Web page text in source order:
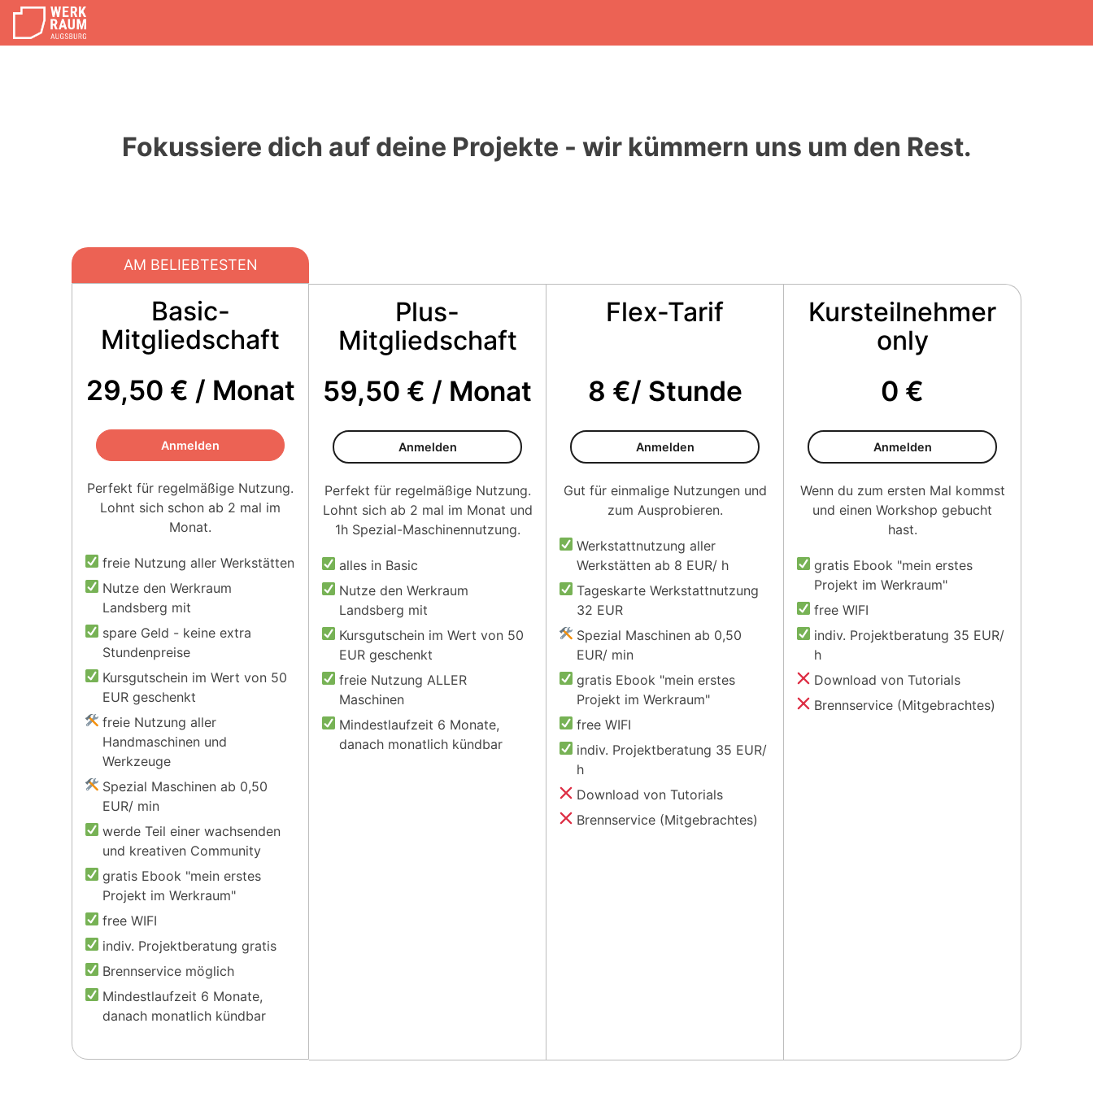
Fokussiere dich auf deine Projekte - wir kümmern uns um den Rest.
AM BELIEBTESTEN
Basic-
Mitgliedschaft
29,50 € / Monat
Anmelden
Perfekt für regelmäßige Nutzung.
Lohnt sich schon ab 2 mal im
Monat.
freie Nutzung aller Werkstätten
Nutze den Werkraum
Landsberg mit
spare Geld - keine extra
Stundenpreise
Kursgutschein im Wert von 50
EUR geschenkt
freie Nutzung aller
Handmaschinen und
Werkzeuge
Spezial Maschinen ab 0,50
EUR/ min
werde Teil einer wachsenden
und kreativen Community
gratis Ebook "mein erstes
Projekt im Werkraum"
free WIFI
indiv. Projektberatung gratis
Brennservice möglich
Mindestlaufzeit 6 Monate,
danach monatlich kündbar
Plus-
Mitgliedschaft
59,50 € / Monat
AnmeldenPlus
Perfekt für regelmäßige Nutzung.
Lohnt sich ab 2 mal im Monat und
1h Spezial-Maschinennutzung.
alles in Basic
Nutze den Werkraum
Landsberg mit
Kursgutschein im Wert von 50
EUR geschenkt
freie Nutzung ALLER
Maschinen
Mindestlaufzeit 6 Monate,
danach monatlich kündbar
Flex-Tarif
8 €/ Stunde
AnmeldenFlex
Gut für einmalige Nutzungen und
zum Ausprobieren.
Werkstattnutzung aller
Werkstätten ab 8 EUR/ h
Tageskarte Werkstattnutzung
32 EUR
Spezial Maschinen ab 0,50
EUR/ min
gratis Ebook "mein erstes
Projekt im Werkraum"
free WIFI
indiv. Projektberatung 35 EUR/
h
Download von Tutorials
Brennservice (Mitgebrachtes)
Kursteilnehmer
only
0 €
AnmeldenKursteilnehmer
Wenn du zum ersten Mal kommst
und einen Workshop gebucht
hast.
gratis Ebook "mein erstes
Projekt im Werkraum"
free WIFI
indiv. Projektberatung 35 EUR/
h
Download von Tutorials
Brennservice (Mitgebrachtes)